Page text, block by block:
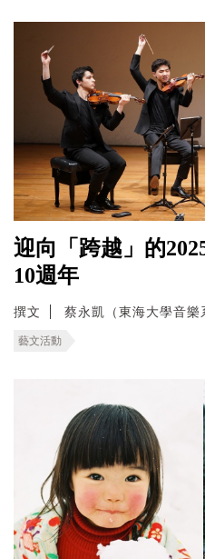
迎向「跨越」的
10週年
撰文 蔡永凱（東海大學音樂
藝文活動